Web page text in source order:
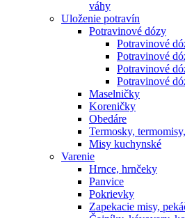
váhy
Uloženie potravín
Potravinové dózy
Potravinové
Potravinové
Potravinové
Potravinové
Maselničky
Koreničky
Obedáre
Termosky,
Misy kuchynské
Varenie
Hrnce, hrnčeky
Panvice
Pokrievky
Zapekacie misy,